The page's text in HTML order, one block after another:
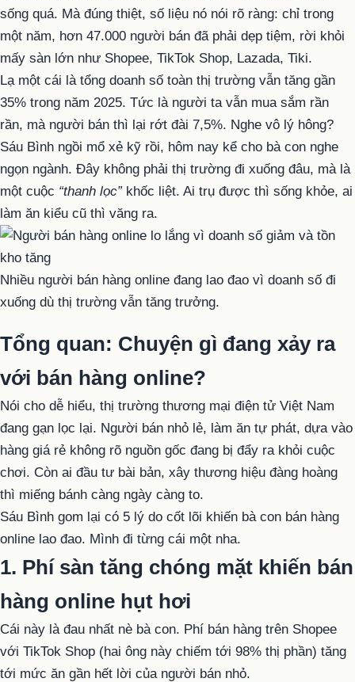
sống quá. Mà đúng thiệt, số liệu nó nói rõ ràng: chỉ trong
một năm, hơn 47.000 người bán đã phải dẹp tiệm, rời khỏi
mấy sàn lớn như Shopee, TikTok Shop, Lazada, Tiki.
Lạ một cái là tổng doanh số toàn thị trường vẫn tăng gần
35% trong năm 2025. Tức là người ta vẫn mua sắm rần
rần, mà người bán thì lại rớt đài 7,5%. Nghe vô lý hông?
Sáu Bình ngồi mổ xẻ kỹ rồi, hôm nay kể cho bà con nghe
ngọn ngành. Đây không phải thị trường đi xuống đâu, mà là
một cuộc “thanh lọc”khốc liệt. Ai trụ được thì sống khỏe, ai
làm ăn kiểu cũ thì văng ra.
Nhiều người bán hàng online đang lao đao vì doanh số đi
xuống dù thị trường vẫn tăng trưởng.
Tổng quan: Chuyện gì đang xảy ra
với bán hàng online?
Nói cho dễ hiểu, thị trường thương mại điện tử Việt Nam
đang gạn lọc lại. Người bán nhỏ lẻ, làm ăn tự phát, dựa vào
hàng giá rẻ không rõ nguồn gốc đang bị đẩy ra khỏi cuộc
chơi. Còn ai đầu tư bài bản, xây thương hiệu đàng hoàng
thì miếng bánh càng ngày càng to.
Sáu Bình gom lại có 5 lý do cốt lõi khiến bà con bán hàng
online lao đao. Mình đi từng cái một nha.
1. Phí sàn tăng chóng mặt khiến bán
hàng online hụt hơi
Cái này là đau nhất nè bà con. Phí bán hàng trên Shopee
với TikTok Shop (hai ông này chiếm tới 98% thị phần) tăng
tới mức ăn gần hết lời của người bán nhỏ.